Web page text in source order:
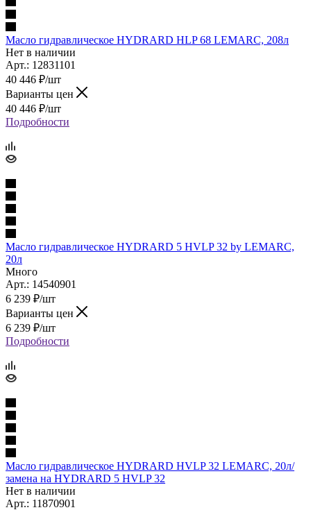
Масло гидравлическое HYDRARD HLP 68 LEMARC, 208л
Нет в наличии
Арт.: 12831101
40 446 ₽/шт
Варианты цен
40 446 ₽/шт
Подробности
Масло гидравлическое HYDRARD 5 HVLP 32 by LEMARC,
20л
Много
Арт.: 14540901
6 239 ₽/шт
Варианты цен
6 239 ₽/шт
Подробности
Масло гидравлическое HYDRARD HVLP 32 LEMARC, 20л/
замена на HYDRARD 5 HVLP 32
Нет в наличии
Арт.: 11870901